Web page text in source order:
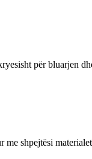
për bluarjen
shpejtësi